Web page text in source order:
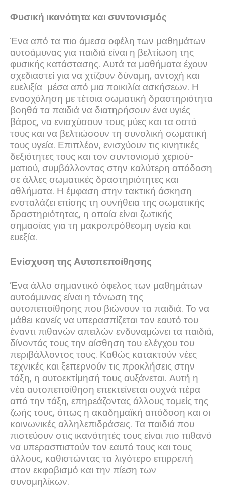
Φυσική ικανότητα και συντονισμός
Ένα από τα πιο άμεσα οφέλη των μαθημάτων
αυτοάμυνας για παιδιά είναι η βελτίωση της
φυσικής κατάστασης. Αυτά τα μαθήματα έχουν
σχεδιαστεί για να χτίζουν δύναμη, αντοχή και
ευελιξία μέσα από μια ποικιλία ασκήσεων. Η
ενασχόληση με τέτοια σωματική δραστηριότητα
βοηθά τα παιδιά να διατηρήσουν ένα υγιές
βάρος, να ενισχύσουν τους μύες και τα οστά
τους και να βελτιώσουν τη συνολική σωματική
τους υγεία. Επιπλέον, ενισχύουν τις κινητικές
δεξιότητες τους και τον συντονισμό χεριού-
ματιού, συμβάλλοντας στην καλύτερη απόδοση
σε άλλες σωματικές δραστηριότητες και
αθλήματα. Η έμφαση στην τακτική άσκηση
ενσταλάζει επίσης τη συνήθεια της σωματικής
δραστηριότητας, η οποία είναι ζωτικής
σημασίας για τη μακροπρόθεσμη υγεία και
ευεξία.
Ενίσχυση της Αυτοπεποίθησης
Ένα άλλο σημαντικό όφελος των μαθημάτων
αυτοάμυνας είναι η τόνωση της
αυτοπεποίθησης που βιώνουν τα παιδιά. Το να
μάθει κανείς να υπερασπίζεται τον εαυτό του
έναντι πιθανών απειλών ενδυναμώνει τα παιδιά,
δίνοντάς τους την αίσθηση του ελέγχου του
περιβάλλοντος τους. Καθώς κατακτούν νέες
τεχνικές και ξεπερνούν τις προκλήσεις στην
τάξη, η αυτοεκτίμησή τους αυξάνεται. Αυτή η
νέα αυτοπεποίθηση επεκτείνεται συχνά πέρα ​​
από την τάξη, επηρεάζοντας άλλους τομείς της
ζωής τους, όπως η ακαδημαϊκή απόδοση και οι
κοινωνικές αλληλεπιδράσεις. Τα παιδιά που
πιστεύουν στις ικανότητές τους είναι πιο πιθανό
να υπερασπιστούν τον εαυτό τους και τους
άλλους, καθιστώντας τα λιγότερο επιρρεπή
στον εκφοβισμό και την πίεση των
συνομηλίκων.